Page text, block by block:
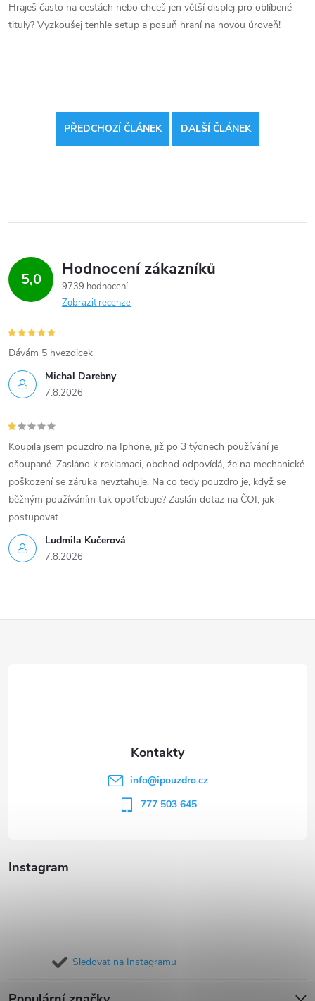
Hraješ často na cestách nebo chceš jen větší displej pro oblíbené
tituly? Vyzkoušej tenhle setup a posuň hraní na novou úroveň!
PŘEDCHOZÍ ČLÁNEK DALŠÍ ČLÁNEK
5,0 Hodnocení zákazníků
9739 hodnocení
Zobrazit recenze
Michal Darebny
7.8.2026
Dávám 5 hvezdicek
Ludmila Kučerová
7.8.2026
Koupila jsem pouzdro na Iphone, již po 3 týdnech používání je
ošoupané. Zasláno k reklamaci, obchod odpovídá, že na mechanické
poškození se záruka nevztahuje. Na co tedy pouzdro je, když se
běžným používáním tak opotřebuje? Zaslán dotaz na ČOI, jak
postupovat.
Instagram
Sledovat na Instagramu
info@ipouzdro.cz
777 503 645